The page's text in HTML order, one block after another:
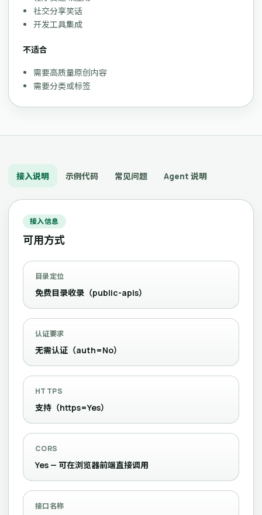
社交分享笑话
开发工具集成
不适合
需要高质量原创内容
需要分类或标签
接入说明 示例代码 常见问题 Agent 说明
接入信息
可用方式
目录定位
免费目录收录（public-apis）
认证要求
无需认证（auth=No）
HTTPS
支持（https=Yes）
CORS
Yes — 可在浏览器前端直接调用
接口名称